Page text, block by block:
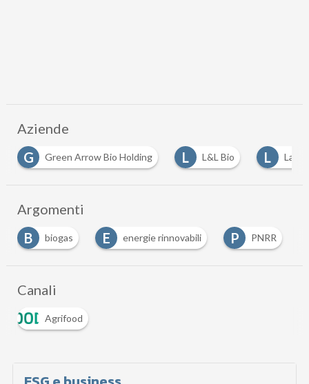
Aziende
G
Green Arrow Bio Holding L L&L Bio L
Argomenti
B
biogas E energie rinnovabili P PNRR
Canali
Agrifood